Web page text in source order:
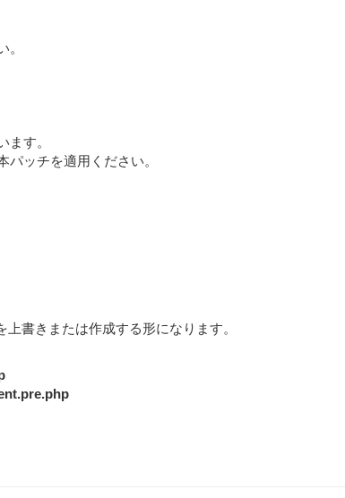
。
ます。
ッチを適用ください。
書きまたは作成する形になります。